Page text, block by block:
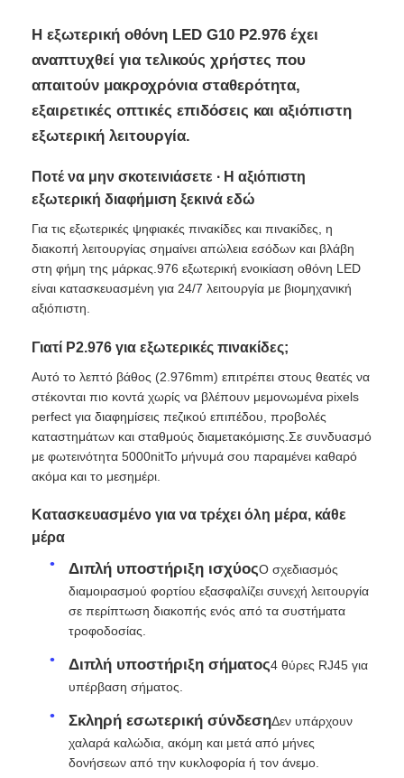
Αρχική
Προϊόντα
Βίντεο
Εκπομπή VR
Σχετικά με εμάς
Ξενάγηση στο Εργοστάσιο
Ποιοτικός έλεγχος
Επικοινωνήστε μαζί μας
Ειδήσεις
Υποθέσεις
Η εξωτερική οθόνη LED G10 P2.976 έχει
αναπτυχθεί για τελικούς χρήστες που
απαιτούν μακροχρόνια σταθερότητα,
εξαιρετικές οπτικές επιδόσεις και αξιόπιστη
εξωτερική λειτουργία.
Ποτέ να μην σκοτεινιάσετε ∙ Η αξιόπιστη
εξωτερική διαφήμιση ξεκινά εδώ
Για τις εξωτερικές ψηφιακές πινακίδες και πινακίδες, η
διακοπή λειτουργίας σημαίνει απώλεια εσόδων και βλάβη
στη φήμη της μάρκας.976 εξωτερική ενοικίαση οθόνη LED
είναι κατασκευασμένη για 24/7 λειτουργία με βιομηχανική
αξιόπιστη.
Γιατί P2.976 για εξωτερικές πινακίδες;
Αυτό το λεπτό βάθος (2.976mm) επιτρέπει στους θεατές να
στέκονται πιο κοντά χωρίς να βλέπουν μεμονωμένα pixels
perfect για διαφημίσεις πεζικού επιπέδου, προβολές
καταστημάτων και σταθμούς διαμετακόμισης.Σε συνδυασμό
με φωτεινότητα 5000nitΤο μήνυμά σου παραμένει καθαρό
ακόμα και το μεσημέρι.
Κατασκευασμένο για να τρέχει όλη μέρα, κάθε
μέρα
Διπλή υποστήριξη ισχύοςΟ σχεδιασμός
διαμοιρασμού φορτίου εξασφαλίζει συνεχή λειτουργία
σε περίπτωση διακοπής ενός από τα συστήματα
τροφοδοσίας.
Διπλή υποστήριξη σήματος4 θύρες RJ45 για
υπέρβαση σήματος.
Σκληρή εσωτερική σύνδεσηΔεν υπάρχουν
χαλαρά καλώδια, ακόμη και μετά από μήνες
δονήσεων από την κυκλοφορία ή τον άνεμο.